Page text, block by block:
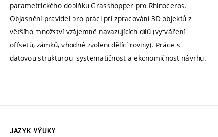
parametrického doplňku Grasshopper pro Rhinoceros.
Objasnění pravidel pro práci při zpracování 3D objektů z
většího množství vzájemně navazujících dílů (vytváření
offsetů, zámků, vhodné zvolení dělící roviny). Práce s
datovou strukturou, systematičnost a ekonomičnost návrhu.
JAZYK VÝUKY